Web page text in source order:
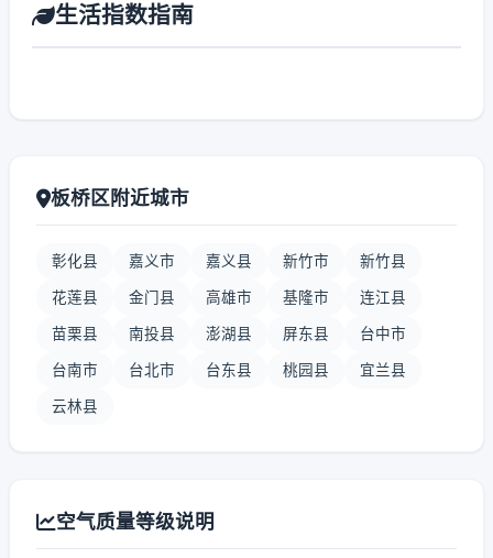
生活指数指南
板桥区附近城市
彰化县 嘉义市 嘉义县 新竹市 新竹县
花莲县 金门县 高雄市 基隆市 连江县
苗栗县 南投县 澎湖县 屏东县 台中市
台南市 台北市 台东县 桃园县 宜兰县
云林县
空气质量等级说明